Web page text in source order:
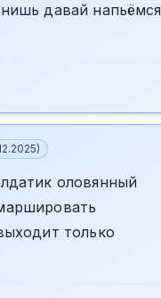
давай напьёмся
)
оловянный
только